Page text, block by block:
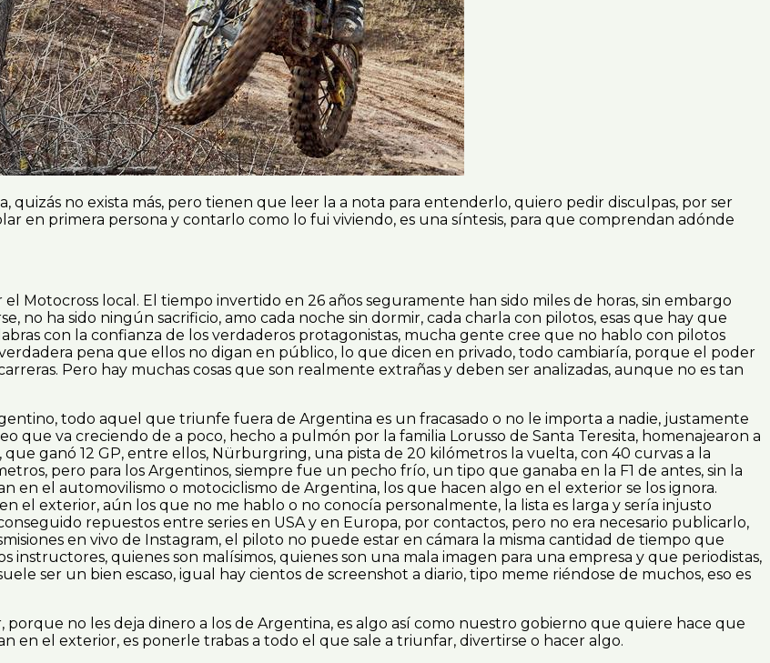
quizás no exista más, pero tienen que leer la a nota para entenderlo, quiero pedir disculpas, por ser
en primera persona y contarlo como lo fui viviendo, es una síntesis, para que comprendan adónde
Motocross local. El tiempo invertido en 26 años seguramente han sido miles de horas, sin embargo
no ha sido ningún sacrificio, amo cada noche sin dormir, cada charla con pilotos, esas que hay que
con la confianza de los verdaderos protagonistas, mucha gente cree que no hablo con pilotos
pena que ellos no digan en público, lo que dicen en privado, todo cambiaría, porque el poder
Pero hay muchas cosas que son realmente extrañas y deben ser analizadas, aunque no es tan
todo aquel que triunfe fuera de Argentina es un fracasado o no le importa a nadie, justamente
que va creciendo de a poco, hecho a pulmón por la familia Lorusso de Santa Teresita, homenajearon a
ganó 12 GP, entre ellos, Nürburgring, una pista de 20 kilómetros la vuelta, con 40 curvas a la
pero para los Argentinos, siempre fue un pecho frío, un tipo que ganaba en la F1 de antes, sin la
en el automovilismo o motociclismo de Argentina, los que hacen algo en el exterior se los ignora.
el exterior, aún los que no me hablo o no conocía personalmente, la lista es larga y sería injusto
repuestos entre series en USA y en Europa, por contactos, pero no era necesario publicarlo,
en vivo de Instagram, el piloto no puede estar en cámara la misma cantidad de tiempo que
instructores, quienes son malísimos, quienes son una mala imagen para una empresa y que periodistas,
ser un bien escaso, igual hay cientos de screenshot a diario, tipo meme riéndose de muchos, eso es
no les deja dinero a los de Argentina, es algo así como nuestro gobierno que quiere hace que
en el exterior, es ponerle trabas a todo el que sale a triunfar, divertirse o hacer algo.